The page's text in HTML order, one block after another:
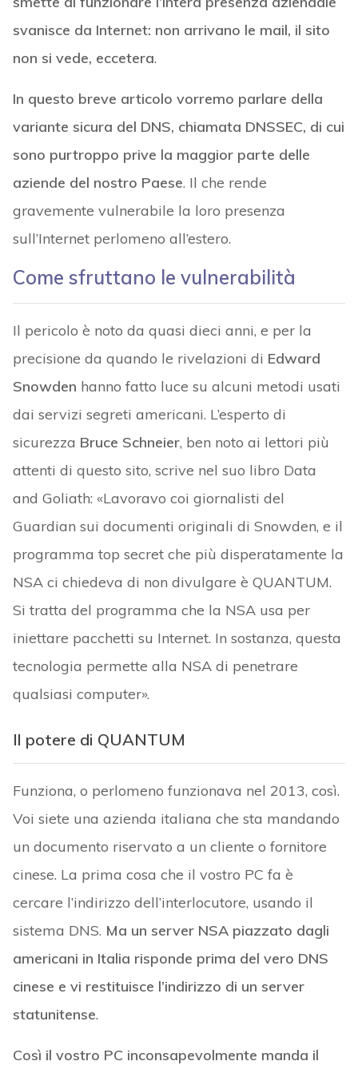
svanisce da Internet: non arrivano le mail, il sito
non si vede, eccetera.
In questo breve articolo vorremo parlare della
variante sicura del DNS, chiamata DNSSEC, di cui
sono purtroppo prive la maggior parte delle
aziende del nostro Paese. Il che rende
gravemente vulnerabile la loro presenza
sull’Internet perlomeno all’estero.
Come sfruttano le vulnerabilità
Il pericolo è noto da quasi dieci anni, e per la
precisione da quando le rivelazioni di Edward
Snowden hanno fatto luce su alcuni metodi usati
dai servizi segreti americani. L’esperto di
sicurezza Bruce Schneier, ben noto ai lettori più
attenti di questo sito, scrive nel suo libro Data
and Goliath: «Lavoravo coi giornalisti del
Guardian sui documenti originali di Snowden, e il
programma top secret che più disperatamente la
NSA ci chiedeva di non divulgare è QUANTUM.
Si tratta del programma che la NSA usa per
iniettare pacchetti su Internet. In sostanza, questa
tecnologia permette alla NSA di penetrare
qualsiasi computer».
Il potere di QUANTUM
Funziona, o perlomeno funzionava nel 2013, così.
Voi siete una azienda italiana che sta mandando
un documento riservato a un cliente o fornitore
cinese. La prima cosa che il vostro PC fa è
cercare l’indirizzo dell’interlocutore, usando il
sistema DNS. Ma un server NSA piazzato dagli
americani in Italia risponde prima del vero DNS
cinese e vi restituisce l’indirizzo di un server
statunitense.
Così il vostro PC inconsapevolmente manda il